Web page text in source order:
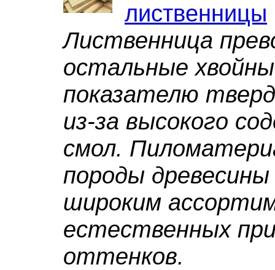
лиственницы
Лиственница
остальные
показателю
из-за высокого
смол.
породы
широким
естественных
оттенков.